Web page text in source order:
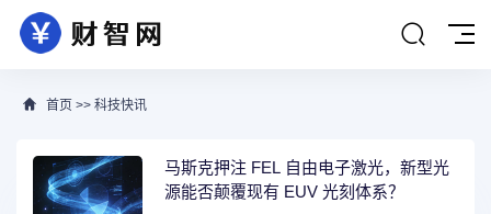
首页 >> 科技快讯
马斯克押注 FEL 自由电子激光，新型光
源能否颠覆现有 EUV 光刻体系？